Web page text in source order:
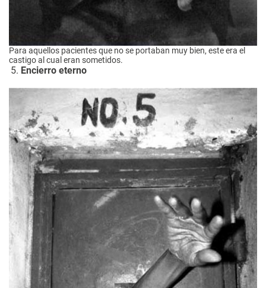
Para aquellos pacientes que no se portaban muy bien, este era el
castigo al cual eran sometidos.
Encierro eterno